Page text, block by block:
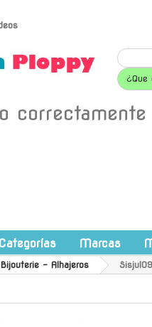
¿Que
Categorías Marcas
- Alhajeros